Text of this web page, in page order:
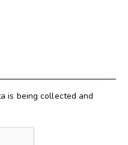
is being collected and